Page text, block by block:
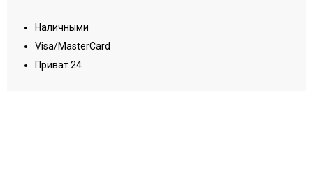
Наличными
Visa/MasterCard
Приват 24